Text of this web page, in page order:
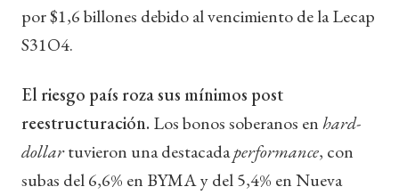
por $1,6 billones debido al vencimiento de la Lecap
S31O4.
El riesgo país roza sus mínimos post
reestructuración. Los bonos soberanos enhard-
dollartuvieron una destacadaperformance, con
subas del 6,6% en BYMA y del 5,4% en Nueva